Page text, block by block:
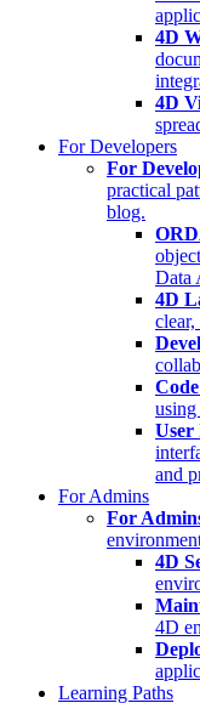
4D
4D
For Developers
For
practical
blog.
Data
4D
User
and
For Admins
For
4D
4D
Learning Paths